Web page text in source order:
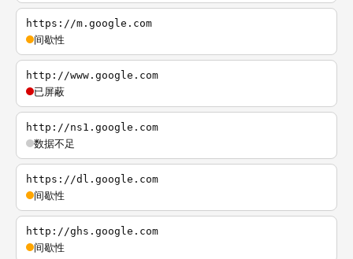
https://m.google.com
间歇性
http://www.google.com
已屏蔽
http://ns1.google.com
数据不足
https://dl.google.com
间歇性
http://ghs.google.com
间歇性